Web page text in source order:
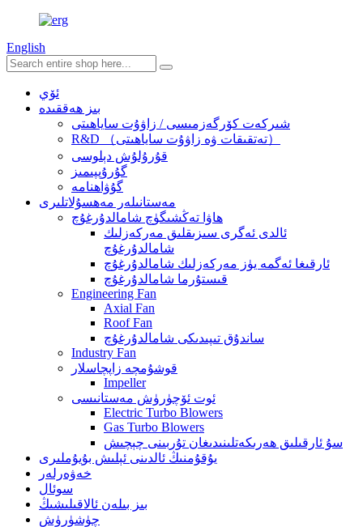
English
ئۆي
بىز ھەققىدە
شىركەت كۆرگەزمىسى / زاۋۇت ساياھىتى
R&D （تەتقىقات ۋە زاۋۇت ساياھىتى）
قۇرۇلۇش دېلوسى
گۇرۇپپىمىز
گۇۋاھنامە
مەستانىلەر مەھسۇلاتلىرى
ھاۋا تەڭشىگۈچ شامالدۇرغۇچ
ئالدى ئەگرى سىزىقلىق مەركەزلىك
شامالدۇرغۇچ
ئارقىغا ئەگمە يۈز مەركەزلىك شامالدۇرغۇچ
قىستۇرما شامالدۇرغۇچ
Engineering Fan
Axial Fan
Roof Fan
ساندۇق تىپىدىكى شامالدۇرغۇچ
Industry Fan
قوشۇمچە زاپچاسلار
Impeller
ئوت ئۆچۈرۈش مەستانىسى
Electric Turbo Blowers
Gas Turbo Blowers
سۇ ئارقىلىق ھەرىكەتلىنىدىغان تۇربىنى چېچىش
يۇقۇمنىڭ ئالدىنى ئېلىش بۇيۇملىرى
خەۋەرلەر
سوئال
بىز بىلەن ئالاقىلىشىڭ
چۈشۈرۈش